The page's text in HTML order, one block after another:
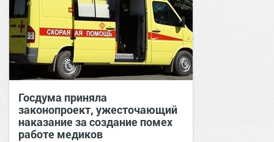
Госдума приняла
законопроект, ужесточающий
наказание за создание помех
работе медиков